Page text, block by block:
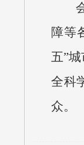
障等
五”
全科
众。